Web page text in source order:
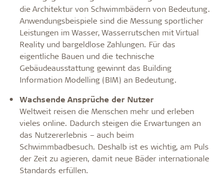
die Architektur von Schwimmbädern von Bedeutung.
Anwendungsbeispiele sind die Messung sportlicher
Leistungen im Wasser, Wasserrutschen mit Virtual
Reality und bargeldlose Zahlungen. Für das
eigentliche Bauen und die technische
Gebäudeausstattung gewinnt das Building
Information Modelling (BIM) an Bedeutung.
Wachsende Ansprüche der Nutzer
Weltweit reisen die Menschen mehr und erleben
vieles online. Dadurch steigen die Erwartungen an
das Nutzererlebnis – auch beim
Schwimmbadbesuch. Deshalb ist es wichtig, am Puls
der Zeit zu agieren, damit neue Bäder internationale
Standards erfüllen.